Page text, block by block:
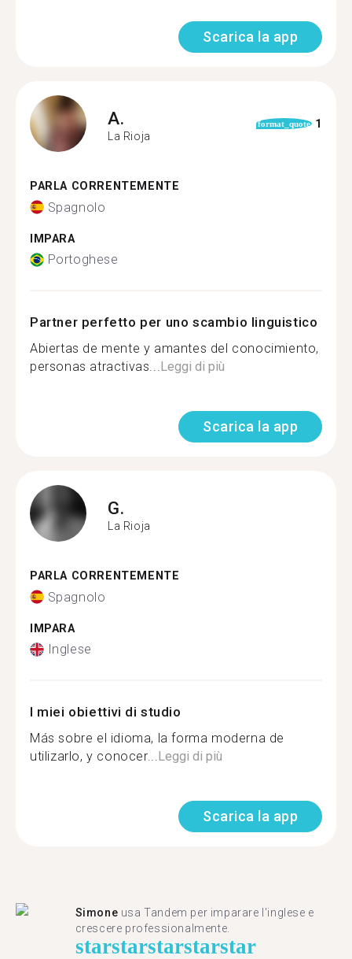
Scarica la app
A.
La Rioja
format_quote 1
PARLA CORRENTEMENTE
Spagnolo
IMPARA
Portoghese
Partner perfetto per uno scambio linguistico
Abiertas de mente y amantes del conocimiento,
personas atractivas...Leggi di più
Scarica la app
G.
La Rioja
PARLA CORRENTEMENTE
Spagnolo
IMPARA
Inglese
I miei obiettivi di studio
Más sobre el idioma, la forma moderna de
utilizarlo, y conocer...Leggi di più
Scarica la app
Simone usa Tandem per imparare l'inglese e
crescere professionalmente.
starstarstarstarstar